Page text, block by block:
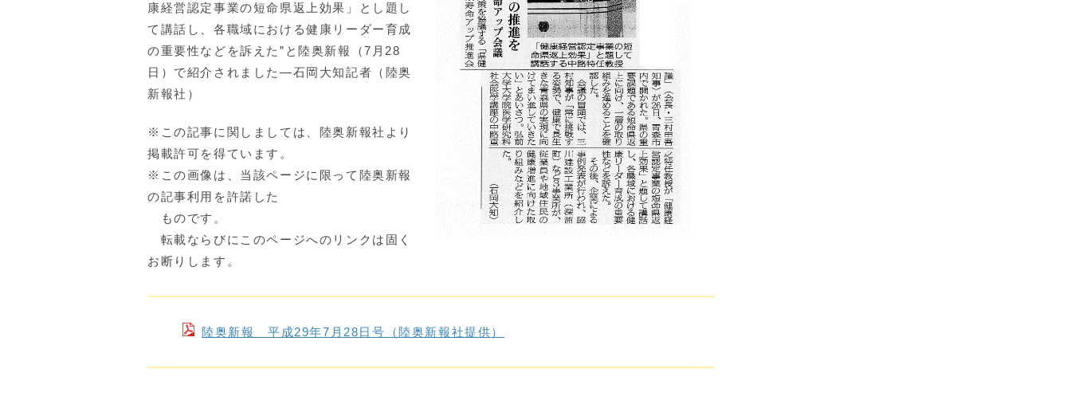
康経営認定事業の短命県返上効果」とし題し
て講話し、各職域における健康リーダー育成
の重要性などを訴えた”と陸奥新報（7月28
日）で紹介されました―石岡大知記者（陸奥
新報社）
※この記事に関しましては、陸奥新報社より
掲載許可を得ています。
※この画像は、当該ページに限って陸奥新報
の記事利用を許諾した
ものです。
転載ならびにこのページへのリンクは固く
お断りします。
陸奥新報 平成29年7月28日号（陸奥新報社提供）